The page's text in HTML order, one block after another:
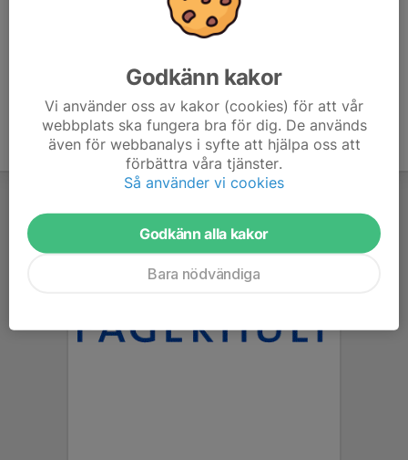
Godkänn kakor
Vi använder oss av kakor (cookies) för att vår
webbplats ska fungera bra för dig. De används
även för webbanalys i syfte att hjälpa oss att
förbättra våra tjänster.
Så använder vi cookies
Godkänn alla kakor
Bara nödvändiga